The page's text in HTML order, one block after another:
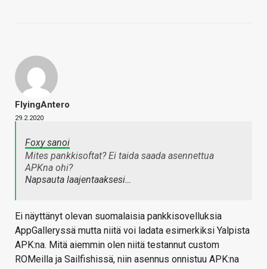
FlyingAntero
29.2.2020
Foxy sanoi
Mites pankkisoftat? Ei taida saada asennettua
APKna ohi?
Napsauta laajentaaksesi…
Ei näyttänyt olevan suomalaisia pankkisovelluksia
AppGalleryssä mutta niitä voi ladata esimerkiksi Yalpista
APK:na. Mitä aiemmin olen niitä testannut custom
ROMeilla ja Sailfishissä, niin asennus onnistuu APK:na